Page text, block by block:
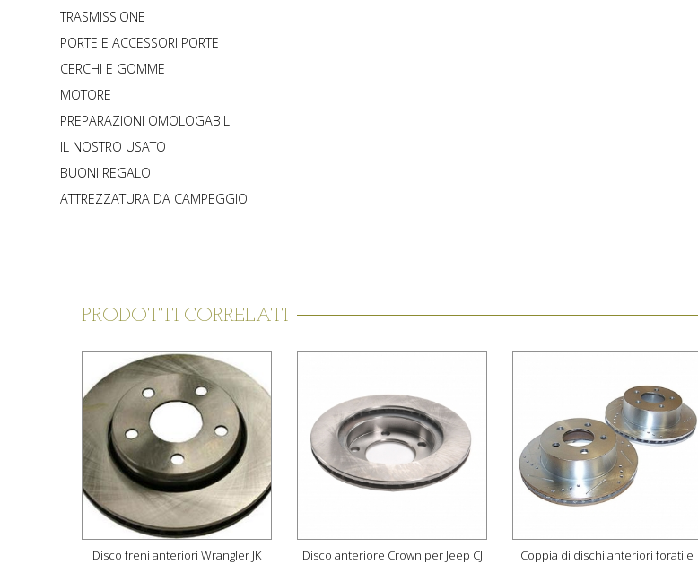
TRASMISSIONE
PORTE E ACCESSORI PORTE
CERCHI E GOMME
MOTORE
PREPARAZIONI OMOLOGABILI
IL NOSTRO USATO
BUONI REGALO
ATTREZZATURA DA CAMPEGGIO
PRODOTTI CORRELATI
Disco freni anteriori Wrangler JK
Disco anteriore Crown per Jeep CJ
Coppia di dischi anteriori forati e